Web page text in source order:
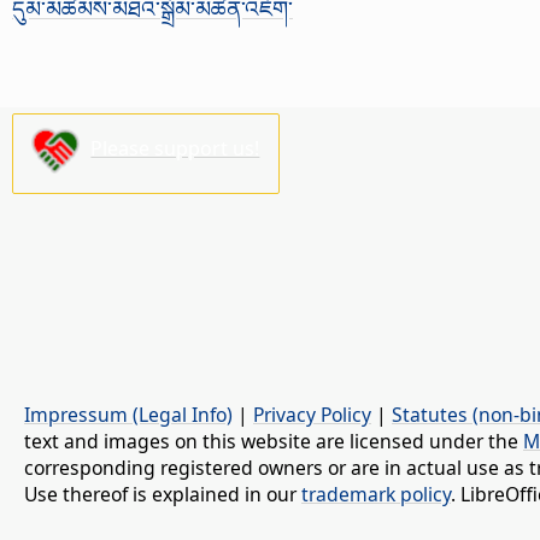
དུམ་མཚམས་མཐའ་སྒྲོམ་མཚན་འཇོག་
Impressum (Legal Info) | Privacy Policy | Statutes (non-
text and images on this website are licensed under the
corresponding registered owners or are in actual use
Use thereof is explained in ourtrademark policy.